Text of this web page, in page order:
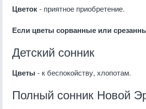
Цветок- приятное приобретение.
Если цветы сорванные или
Детский сонник
Цветы - к беспокойству, хлопотам.
Полный сонник Новой